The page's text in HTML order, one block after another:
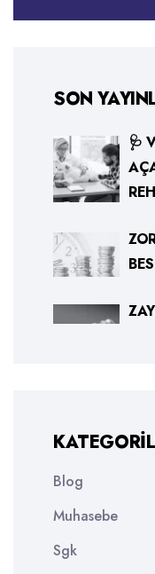
SON
🩺
Blog
Muhasebe
Sgk